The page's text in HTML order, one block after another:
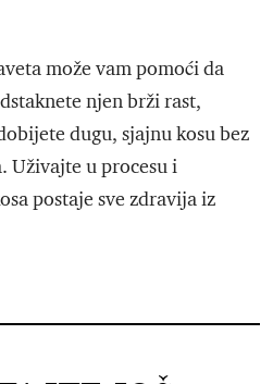
može vam pomoći da
njen brži rast,
dugu, sjajnu kosu bez
Uživajte u procesu i
postaje sve zdravija iz